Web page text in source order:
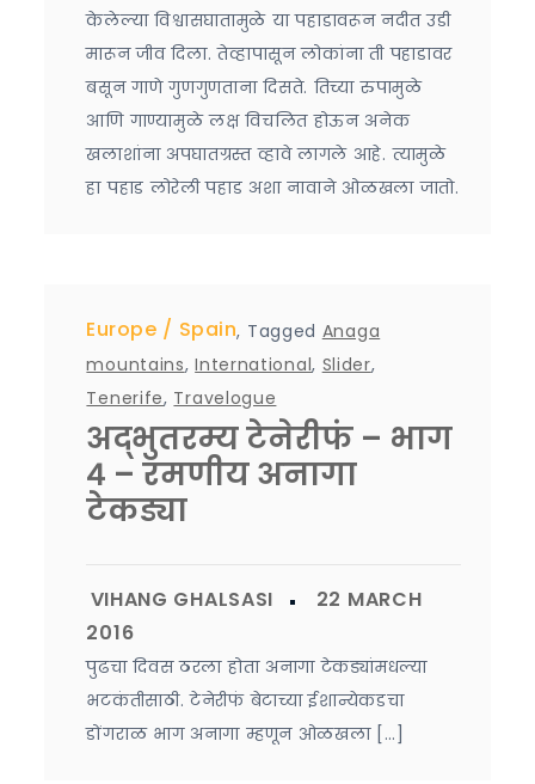
केलेल्या विश्वासघातामुळे या पहाडावरून नदीत उडी
मारून जीव दिला. तेव्हापासून लोकांना ती पहाडावर
बसून गाणे गुणगुणताना दिसते. तिच्या रुपामुळे
आणि गाण्यामुळे लक्ष विचलित होऊन अनेक
खलाशांना अपघातग्रस्त व्हावे लागले आहे. त्यामुळे
हा पहाड लोरेली पहाड अशा नावाने ओळखला जातो.
Europe ,
Spain Tagged Anaga
mountains,International, Slider,
Tenerife, Travelogue
अद्भुतरम्य टेनेरीफं – भाग
४ – रमणीय अनागा
टेकड्या
पुढचा दिवस ठरला होता अनागा टेकड्यांमधल्या
भटकंतीसाठी. टेनेरीफं बेटाच्या ईशान्येकडचा
डोंगराळ भाग अनागा म्हणून ओळखला […]